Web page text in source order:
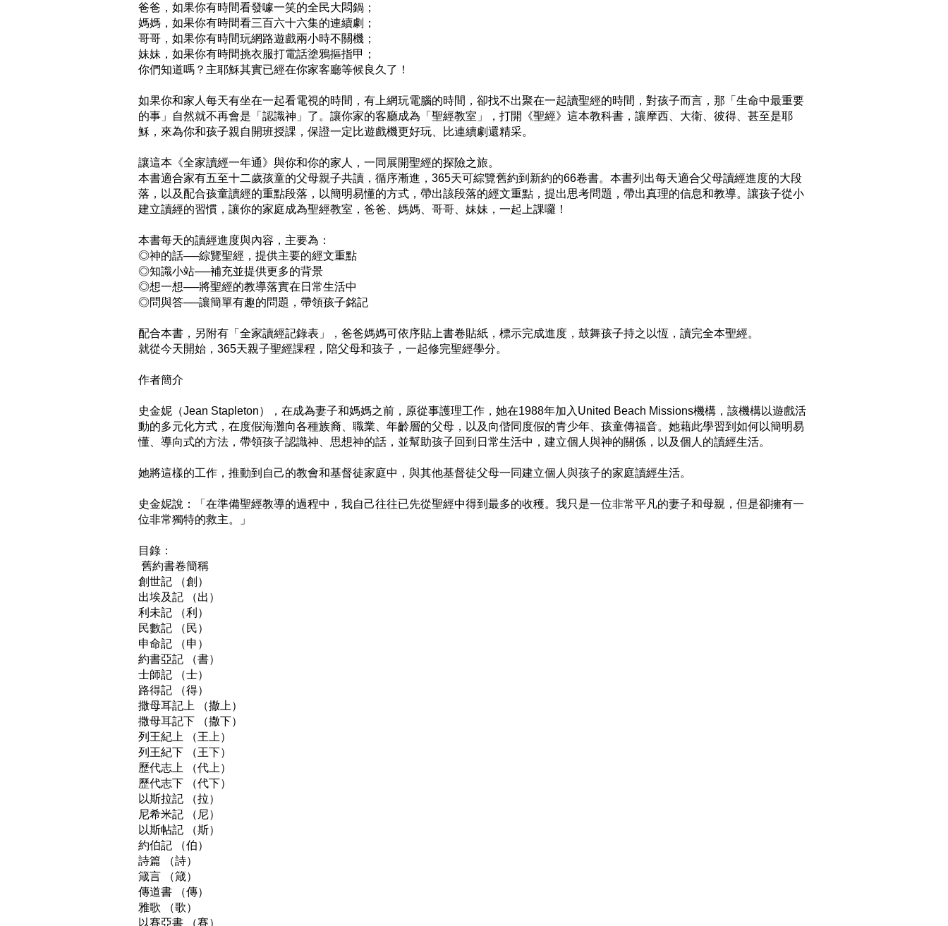
爸爸，如果你有時間看發噱一笑的全民大悶鍋；
媽媽，如果你有時間看三百六十六集的連續劇；
哥哥，如果你有時間玩網路遊戲兩小時不關機；
妹妹，如果你有時間挑衣服打電話塗鴉摳指甲；
你們知道嗎？主耶穌其實已經在你家客廳等候良久了！
如果你和家人每天有坐在一起看電視的時間，有上網玩電腦的時間，卻找不出聚在一起讀聖經的時間，對孩子而言，那「生命中最重要
的事」自然就不再會是「認識神」了。讓你家的客廳成為「聖經教室」，打開《聖經》這本教科書，讓摩西、大衛、彼得、甚至是耶
穌，來為你和孩子親自開班授課，保證一定比遊戲機更好玩、比連續劇還精采。
讓這本《全家讀經一年通》與你和你的家人，一同展開聖經的探險之旅。
本書適合家有五至十二歲孩童的父母親子共讀，循序漸進，365天可綜覽舊約到新約的66卷書。本書列出每天適合父母讀經進度的大段
落，以及配合孩童讀經的重點段落，以簡明易懂的方式，帶出該段落的經文重點，提出思考問題，帶出真理的信息和教導。讓孩子從小
建立讀經的習慣，讓你的家庭成為聖經教室，爸爸、媽媽、哥哥、妹妹，一起上課囉！
本書每天的讀經進度與內容，主要為：
◎神的話──綜覽聖經，提供主要的經文重點
◎知識小站──補充並提供更多的背景
◎想一想──將聖經的教導落實在日常生活中
◎問與答──讓簡單有趣的問題，帶領孩子銘記
配合本書，另附有「全家讀經記錄表」，爸爸媽媽可依序貼上書卷貼紙，標示完成進度，鼓舞孩子持之以恆，讀完全本聖經。
就從今天開始，365天親子聖經課程，陪父母和孩子，一起修完聖經學分。
作者簡介
史金妮（Jean Stapleton），在成為妻子和媽媽之前，原從事護理工作，她在1988年加入United Beach Missions機構，該機構以遊戲活
動的多元化方式，在度假海灘向各種族裔、職業、年齡層的父母，以及向偕同度假的青少年、孩童傳福音。她藉此學習到如何以簡明易
懂、導向式的方法，帶領孩子認識神、思想神的話，並幫助孩子回到日常生活中，建立個人與神的關係，以及個人的讀經生活。
她將這樣的工作，推動到自己的教會和基督徒家庭中，與其他基督徒父母一同建立個人與孩子的家庭讀經生活。
史金妮說：「在準備聖經教導的過程中，我自己往往已先從聖經中得到最多的收穫。我只是一位非常平凡的妻子和母親，但是卻擁有一
位非常獨特的救主。」
目錄：
舊約書卷簡稱
創世記 （創）
出埃及記 （出）
利未記 （利）
民數記 （民）
申命記 （申）
約書亞記 （書）
士師記 （士）
路得記 （得）
撒母耳記上 （撒上）
撒母耳記下 （撒下）
列王紀上 （王上）
列王紀下 （王下）
歷代志上 （代上）
歷代志下 （代下）
以斯拉記 （拉）
尼希米記 （尼）
以斯帖記 （斯）
約伯記 （伯）
詩篇 （詩）
箴言 （箴）
傳道書 （傳）
雅歌 （歌）
以賽亞書 （賽）